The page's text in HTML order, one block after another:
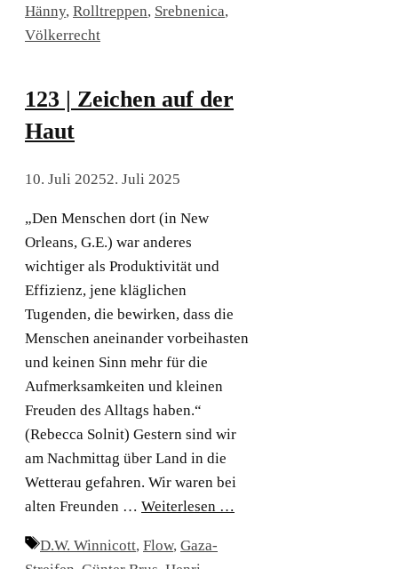
Hänny, Rolltreppen, Srebnenica,
Völkerrecht
123 | Zeichen auf der
Haut
10. Juli 20252. Juli 2025
„Den Menschen dort (in New
Orleans, G.E.) war anderes
wichtiger als Produktivität und
Effizienz, jene kläglichen
Tugenden, die bewirken, dass die
Menschen aneinander vorbeihasten
und keinen Sinn mehr für die
Aufmerksamkeiten und kleinen
Freuden des Alltags haben.“
(Rebecca Solnit) Gestern sind wir
am Nachmittag über Land in die
Wetterau gefahren. Wir waren bei
alten Freunden … Weiterlesen …
Schlagwörter
D.W. Winnicott, Flow, Gaza-